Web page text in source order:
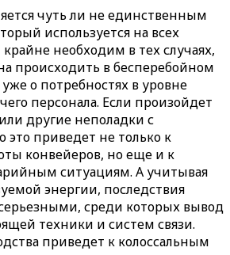
чуть ли не единственным
используется на всех
необходим в тех случаях,
происходить в бесперебойном
о потребностях в уровне
персонала. Если произойдет
другие неполадки с
это приведет не только к
конвейеров, но еще и к
ситуациям. А учитывая
энергии, последствия
среди которых вывод
техники и систем связи.
приведет к колоссальным